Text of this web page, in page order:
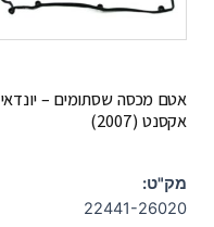
אטם מכסה שסתומים – יונדאי
אקסנט (2007)
מק"ט:
22441-26020